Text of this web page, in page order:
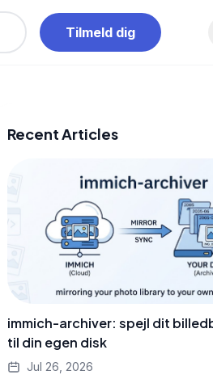
Tilmeld dig
Recent Articles
immich-archiver: spejl dit
til din egen disk
Jul 26, 2026